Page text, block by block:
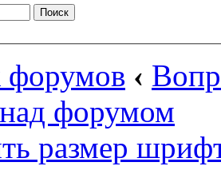
форумов ‹
форумом
размер